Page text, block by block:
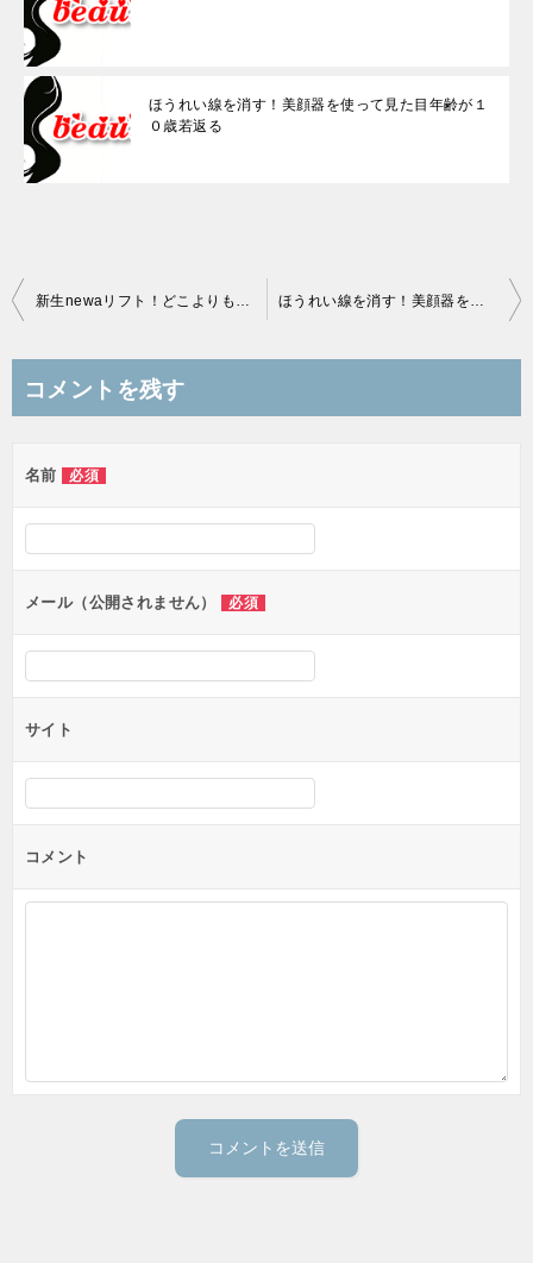
ほうれい線を消す！美顔器を使って見た目年齢が１
０歳若返る
投
ビ
ー
シ
ン
新生newaリフト！どこよりも安く買う方法 ほうれい線を消す！美顔器を使って見た目年齢が１０歳若返る
コメントを残す
名前 必須
メール（公開されません） 必須
サイト
コメント